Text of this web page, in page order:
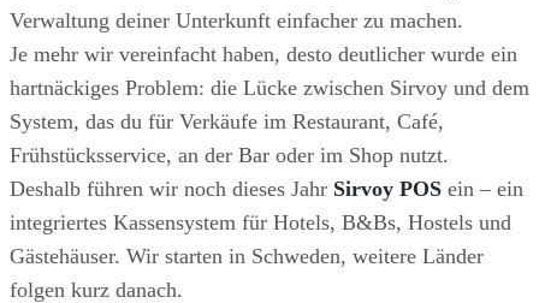
Verwaltung deiner Unterkunft einfacher zu machen.
Je mehr wir vereinfacht haben, desto deutlicher wurde ein
hartnäckiges Problem: die Lücke zwischen Sirvoy und dem
System, das du für Verkäufe im Restaurant, Café,
Frühstücksservice, an der Bar oder im Shop nutzt.
Deshalb führen wir noch dieses Jahr Sirvoy POS ein – ein
integriertes Kassensystem für Hotels, B&Bs, Hostels und
Gästehäuser. Wir starten in Schweden, weitere Länder
folgen kurz danach.